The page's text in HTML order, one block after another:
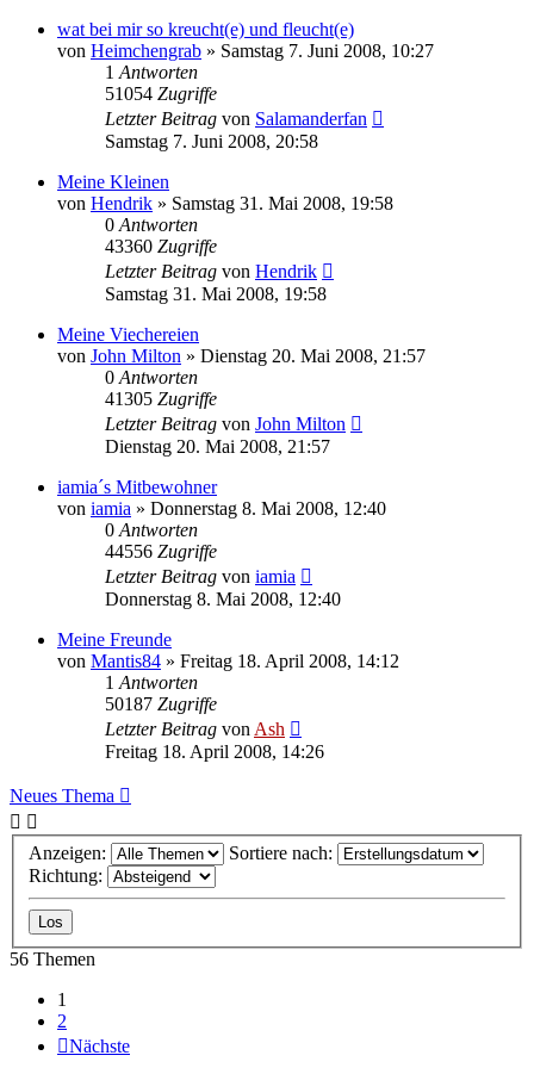
wat bei mir so kreucht(e) und fleucht(e)
von Heimchengrab » Samstag 7. Juni 2008, 10:27
1 Antworten
51054 Zugriffe
Letzter Beitrag von Salamanderfan
Samstag 7. Juni 2008, 20:58
Meine Kleinen
von Hendrik » Samstag 31. Mai 2008, 19:58
0 Antworten
43360 Zugriffe
Letzter Beitrag von Hendrik
Samstag 31. Mai 2008, 19:58
Meine Viechereien
von John Milton » Dienstag 20. Mai 2008, 21:57
0 Antworten
41305 Zugriffe
Letzter Beitrag von John Milton
Dienstag 20. Mai 2008, 21:57
iamia´s Mitbewohner
von iamia » Donnerstag 8. Mai 2008, 12:40
0 Antworten
44556 Zugriffe
Letzter Beitrag von iamia
Donnerstag 8. Mai 2008, 12:40
Meine Freunde
von Mantis84 » Freitag 18. April 2008, 14:12
1 Antworten
50187 Zugriffe
Letzter Beitrag von Ash
Freitag 18. April 2008, 14:26
Neues Thema
Anzeigen:
Sortiere nach:
Richtung:
56 Themen
1
2
Nächste